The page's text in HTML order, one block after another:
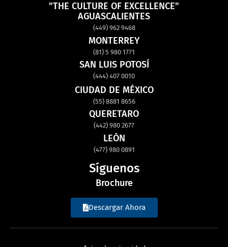
"THE CULTURE OF EXCELLENCE"
AGUASCALIENTES
(449) 962 9468
MONTERREY
(81) 5 980 1771
SAN LUIS POTOSÍ
(444) 407 0010
CIUDAD DE MÉXICO
(55) 8881 8656
QUERETARO
(442) 980 2677
LEÓN
(477) 980 0891
Síguenos
Brochure
Descargar Ahora